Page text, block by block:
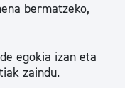
bermatzeko,
egokia izan eta
zaindu.